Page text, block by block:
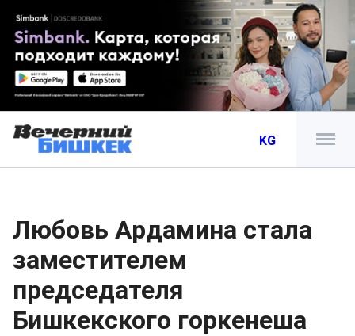
KG
Любовь Ардамина стала
заместителем
председателя
Бишкекского горкенеша